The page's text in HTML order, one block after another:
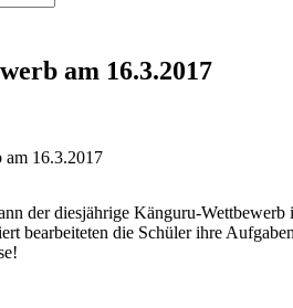
am 16.3.2017
am 16.3.2017
der diesjährige Känguru-Wettbewerb
bearbeiteten die Schüler ihre